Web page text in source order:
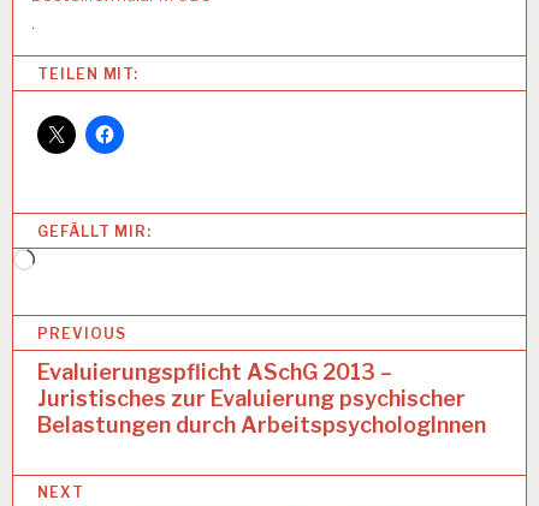
.
Categories:
A
R
B
S
A
Y
S
E
A
R
EI
TEILEN MIT:
GEFÄLLT MIR:
Wird
B
r
PREVIOUS
Evaluierungspflicht ASchG 2013 –
Juristisches zur Evaluierung psychischer
Belastungen durch ArbeitspsychologInnen
NEXT